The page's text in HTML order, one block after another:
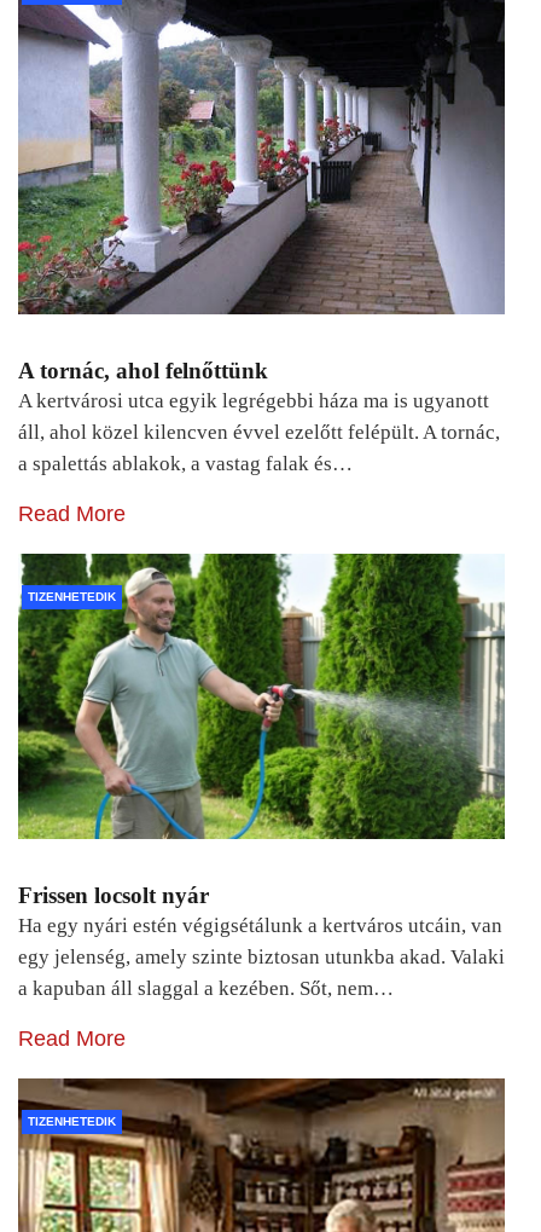
A tornác, ahol felnőttünk
A kertvárosi utca egyik legrégebbi háza ma is ugyanott
áll, ahol közel kilencven évvel ezelőtt felépült. A tornác,
a spalettás ablakok, a vastag falak és…
Read More
TIZENHETEDIK
Frissen locsolt nyár
Ha egy nyári estén végigsétálunk a kertváros utcáin, van
egy jelenség, amely szinte biztosan utunkba akad. Valaki
a kapuban áll slaggal a kezében. Sőt, nem…
Read More
TIZENHETEDIK